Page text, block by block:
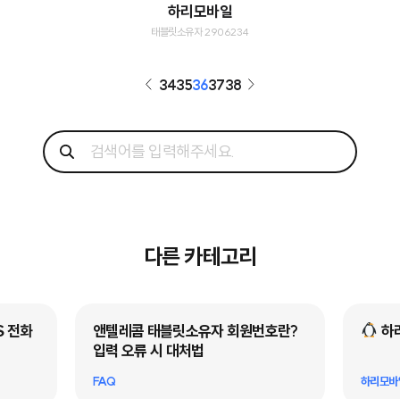
하리모바일
태블릿소유자 2906234
3435363738
다른 카테고리
전화
앤텔레콤 태블릿소유자 회원번호란?
입력 오류 시 대처법
FAQ
하
하리모